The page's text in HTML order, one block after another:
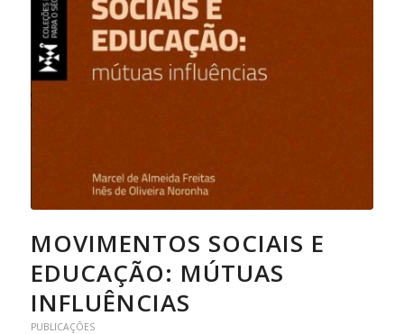
MOVIMENTOS SOCIAIS E
EDUCAÇÃO: MÚTUAS
INFLUÊNCIAS
PUBLICAÇÕES